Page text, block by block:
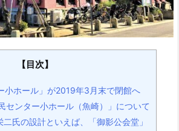
【目次】
小ホール」が2019年3月末で閉館へ
センター小ホール（魚崎）」について
二氏の設計といえば、「御影公会堂」